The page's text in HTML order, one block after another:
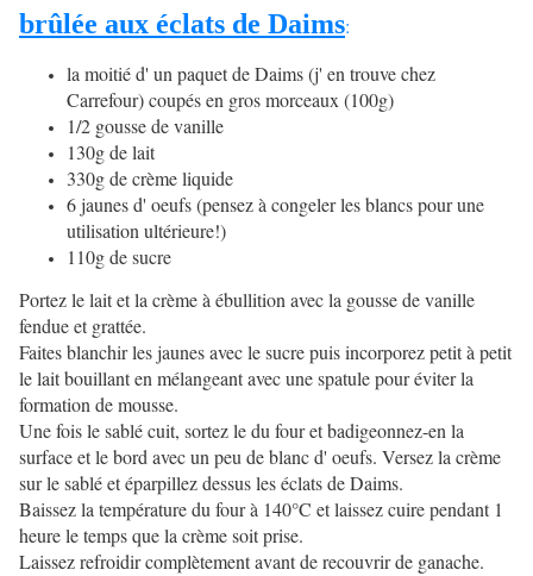
brûlée aux éclats de Daims:
la moitié d' un paquet de Daims (j' en trouve chez
Carrefour) coupés en gros morceaux (100g)
1/2 gousse de vanille
130g de lait
330g de crème liquide
6 jaunes d' oeufs (pensez à congeler les blancs pour une
utilisation ultérieure!)
110g de sucre
Portez le lait et la crème à ébullition avec la gousse de vanille
fendue et grattée.
Faites blanchir les jaunes avec le sucre puis incorporez petit à petit
le lait bouillant en mélangeant avec une spatule pour éviter la
formation de mousse.
Une fois le sablé cuit, sortez le du four et badigeonnez-en la
surface et le bord avec un peu de blanc d' oeufs. Versez la crème
sur le sablé et éparpillez dessus les éclats de Daims.
Baissez la température du four à 140°C et laissez cuire pendant 1
heure le temps que la crème soit prise.
Laissez refroidir complètement avant de recouvrir de ganache.